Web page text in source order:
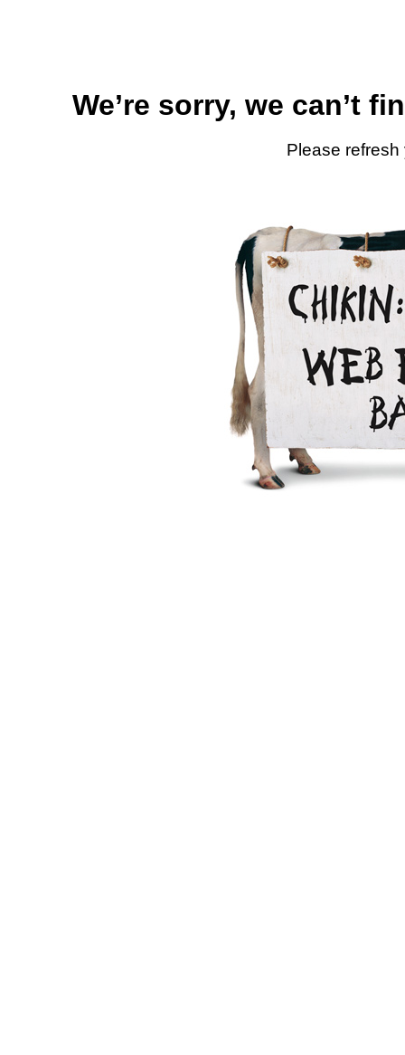
We’re sorry, we can’t
Please refresh